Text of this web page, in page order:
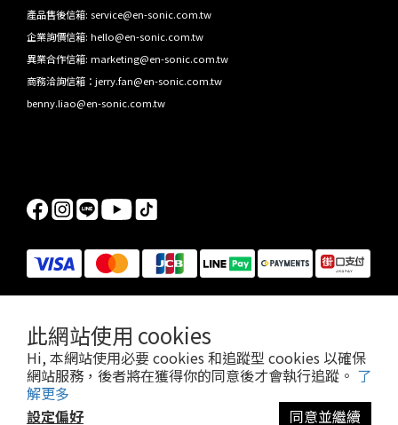
此網站使用 cookies
Hi, 本網站使用必要 cookies 和追蹤型 cookies 以確保
網站服務，後者將在獲得你的同意後才會執行追蹤。 了
解更多
設定偏好
同意並繼續
產品售後信箱: service@en-sonic.com.tw
企業詢價信箱: hello@en-sonic.com.tw
異業合作信箱: marketing@en-sonic.com.tw
商務洽詢信箱：jerry.fan@en-sonic.com.tw
benny.liao@en-sonic.com.tw
Jabra/Kensington/PowerA/Ergotron/HAVIT 2026 總代理，先聲數位服務有限公司版權所有 © 2026 EN-